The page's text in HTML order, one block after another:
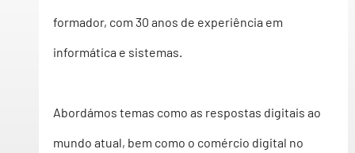
formador, com 30 anos de experiência em
informática e sistemas.
Abordámos temas como as respostas digitais ao
mundo atual, bem como o comércio digital no